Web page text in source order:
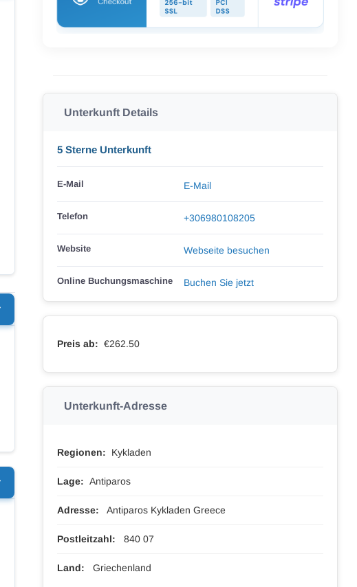
Unterkunft Details
5 Sterne Unterkunft
E-Mail E-Mail
Telefon +306980108205
Website Webseite besuchen
Online Buchungsmaschine Buchen Sie jetzt
Preis ab: €262.50
Unterkunft-Adresse
Regionen: Kykladen
Lage: Antiparos
Adresse: Antiparos Kykladen Greece
Postleitzahl: 840 07
Land: Griechenland